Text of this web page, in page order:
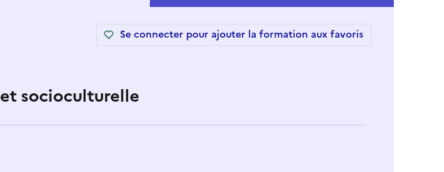
socioculturelle
Se connecter pour ajouter la formation aux favoris